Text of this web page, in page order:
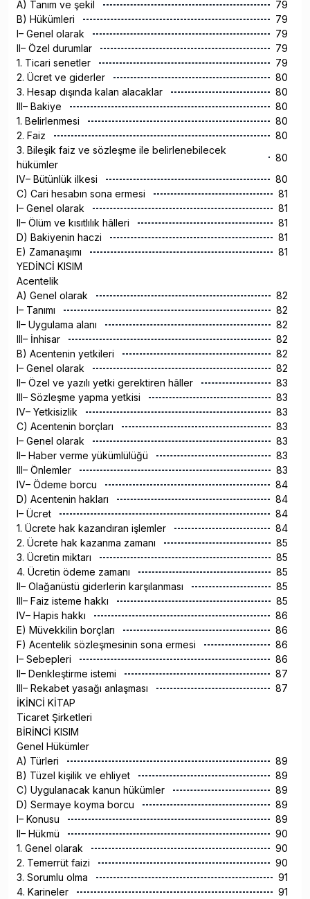
A) Tanım ve şekil
79
B) Hükümleri
79
I– Genel olarak
79
II– Özel durumlar
79
1. Ticari senetler
79
2. Ücret ve giderler
80
3. Hesap dışında kalan alacaklar
80
III– Bakiye
80
1. Belirlenmesi
80
2. Faiz
80
3. Bileşik faiz ve sözleşme ile belirlenebilecek
hükümler
80
IV– Bütünlük ilkesi
80
C) Cari hesabın sona ermesi
81
I– Genel olarak
81
II– Ölüm ve kısıtlılık hâlleri
81
D) Bakiyenin haczi
81
E) Zamanaşımı
81
YEDİNCİ KISIM
Acentelik
A) Genel olarak
82
I– Tanımı
82
II– Uygulama alanı
82
III– İnhisar
82
B) Acentenin yetkileri
82
I– Genel olarak
82
II– Özel ve yazılı yetki gerektiren hâller
83
III– Sözleşme yapma yetkisi
83
IV– Yetkisizlik
83
C) Acentenin borçları
83
I– Genel olarak
83
II– Haber verme yükümlülüğü
83
III– Önlemler
83
IV– Ödeme borcu
84
D) Acentenin hakları
84
I– Ücret
84
1. Ücrete hak kazandıran işlemler
84
2. Ücrete hak kazanma zamanı
85
3. Ücretin miktarı
85
4. Ücretin ödeme zamanı
85
II– Olağanüstü giderlerin karşılanması
85
III– Faiz isteme hakkı
85
IV– Hapis hakkı
86
E) Müvekkilin borçları
86
F) Acentelik sözleşmesinin sona ermesi
86
I– Sebepleri
86
II– Denkleştirme istemi
87
III– Rekabet yasağı anlaşması
87
İKİNCİ KİTAP
Ticaret Şirketleri
BİRİNCİ KISIM
Genel Hükümler
A) Türleri
89
B) Tüzel kişilik ve ehliyet
89
C) Uygulanacak kanun hükümler
89
D) Sermaye koyma borcu
89
I– Konusu
89
II– Hükmü
90
1. Genel olarak
90
2. Temerrüt faizi
90
3. Sorumlu olma
91
4. Karineler
91